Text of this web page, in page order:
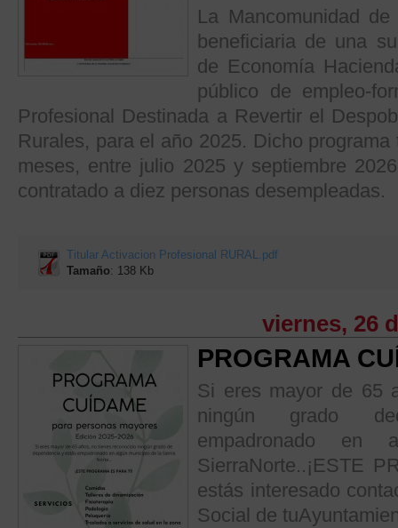
La Mancomunidad
beneficiaria de una
de Economía
público de empleo-
Profesional Destinada a Revertir el
Rurales, para el año 2025. Dicho
meses, entre julio 2025 y septiembre
contratado a diez personas desempleadas.
Titular Activacion Profesional RURAL.pdf
Tamaño: 138 Kb
viernes, 26
PROGRAMA
Si eres mayor de 65
ningún grado
empadronado en
SierraNorte..¡ESTE
estás interesado
Social de